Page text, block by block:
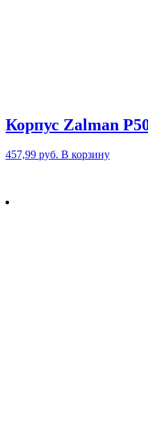
Корпус Zalman
457,99 руб. В корзину